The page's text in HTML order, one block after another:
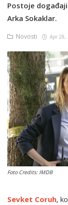
TV Serije
Filmovi
Glumci
Contact
Login
Register
English
Postoje
Arka Sokaklar.
Novosti Apr 28,
Foto Credits: IMDB
Sevket Coruh,